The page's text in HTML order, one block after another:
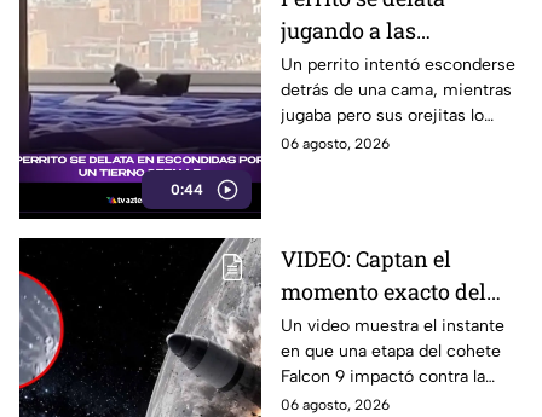
0:44
jugando a las
escondidas y conquista
las redes
Un perrito intentó esconderse
detrás de una cama, mientras
jugaba pero sus orejitas lo
delataron. El tierno video
06 agosto, 2026
VIDEO: Captan el
momento exacto del
impacto de cohete
contra la Luna; así
reaccionó
Un video muestra el instante
en que una etapa del cohete
Falcon 9 impactó contra la
luna, levantando una enorme
06 agosto, 2026